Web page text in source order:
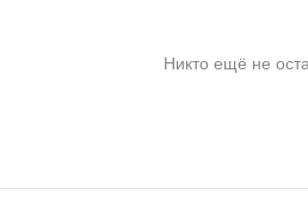
Никто ещё не